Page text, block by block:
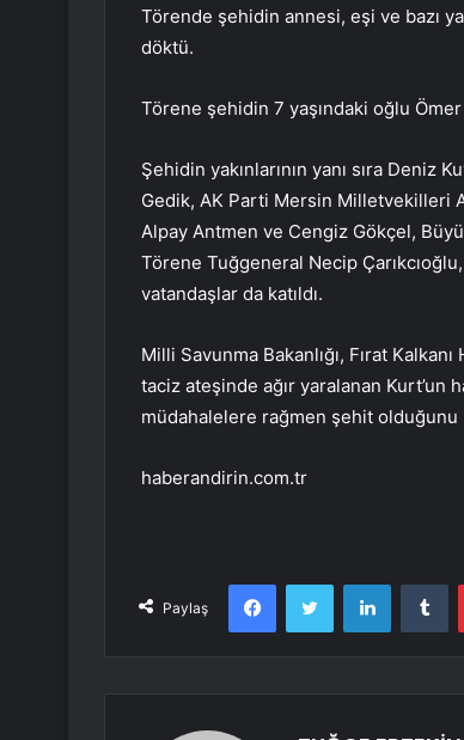
Törende şehidin annesi, eşi ve bazı
döktü.
Törene şehidin 7 yaşındaki oğlu Ömer
Şehidin yakınlarının yanı sıra Deniz
Gedik, AK Parti Mersin Milletvekilleri
Alpay Antmen ve Cengiz Gökçel,
Törene Tuğgeneral Necip
vatandaşlar da katıldı.
Milli Savunma Bakanlığı, Fırat
taciz ateşinde ağır yaralanan Kurt’un
müdahalelere rağmen şehit olduğunu
haberandirin.com.tr
Paylaş
FacebookTwitter LinkedIn